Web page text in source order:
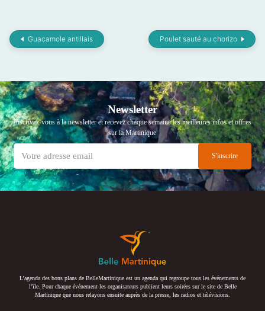
Guacamole antillais Poulet sauté au chorizo
Newsletter
Inscrivez-vous à la newsletter et recevez chaque semaine les meilleures infos et offres
sur la Martinique
L’agenda des bons plans de BelleMartinique est un agenda qui regroupe tous les événements de
l’île. Pour chaque événement les organisateurs publient leurs soirées sur le site de Belle
Martinique que nous relayons ensuite auprès de la presse, les radios et télévisions.